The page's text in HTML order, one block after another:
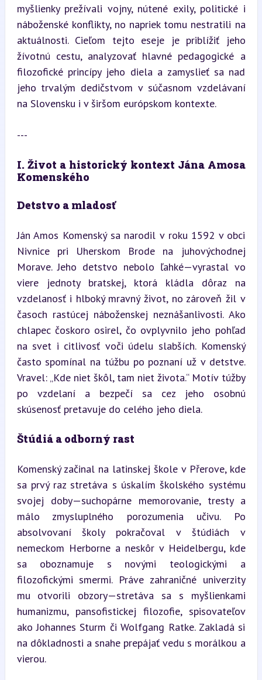
myšlienky prežívali vojny, nútené exily, politické i
náboženské konflikty, no napriek tomu nestratili na
aktuálnosti. Cieľom tejto eseje je priblížiť jeho
žívotnú cestu, analyzovať hlavné pedagogické a
filozofické princípy jeho diela a zamyslieť sa nad
jeho trvalým dedičstvom v súčasnom vzdelávaní
na Slovensku i v širšom európskom kontexte.
---
I. Život a historický kontext Jána Amosa
Komenského
Detstvo a mladosť
Ján Amos Komenský sa narodil v roku 1592 v obci
Nivnice pri Uherskom Brode na juhovýchodnej
Morave. Jeho detstvo nebolo ľahké—vyrastal vo
viere jednoty bratskej, ktorá kládla dôraz na
vzdelanosť i hlboký mravný život, no zároveň žil v
časoch rastúcej náboženskej neznášanlivosti. Ako
chlapec čoskoro osirel, čo ovplyvnilo jeho pohľad
na svet i citlivosť voči údelu slabších. Komenský
často spomínal na túžbu po poznaní už v detstve.
Vravel: „Kde niet škôl, tam niet života.“ Motív túžby
po vzdelaní a bezpečí sa cez jeho osobnú
skúsenosť pretavuje do celého jeho diela.
Štúdiá a odborný rast
Komenský začinal na latinskej škole v Přerove, kde
sa prvý raz stretáva s úskalím školského systému
svojej doby—suchopárne memorovanie, tresty a
málo zmysluplného porozumenia učivu. Po
absolvovaní školy pokračoval v štúdiách v
nemeckom Herborne a neskôr v Heidelbergu, kde
sa oboznamuje s novými teologickými a
filozofickými smermi. Práve zahraničné univerzity
mu otvorili obzory—stretáva sa s myšlienkami
humanizmu, pansofistickej filozofie, spisovateľov
ako Johannes Sturm či Wolfgang Ratke. Zakladá si
na dôkladnosti a snahe prepájať vedu s morálkou a
vierou.